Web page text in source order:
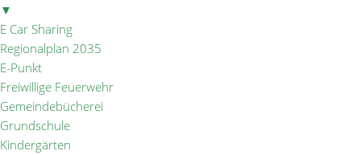
▼
E Car Sharing
Regionalplan 2035
E-Punkt
Freiwillige Feuerwehr
Gemeindebücherei
Grundschule
Kindergärten